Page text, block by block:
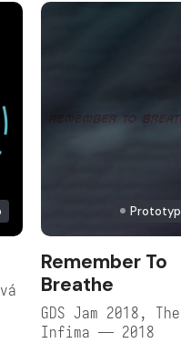
Prototyp
Remember To
Breathe
GDS Jam 2018, The
Infima — 2018